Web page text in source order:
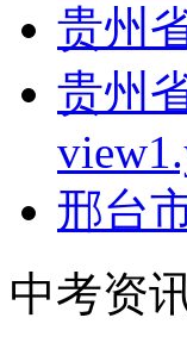
贵州
贵州
邢台
中考资